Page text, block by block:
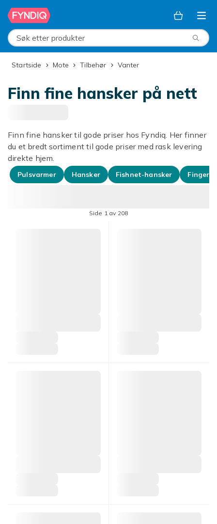
Hopp til hovedinnhold
Søk etter produkter
Startside Mote Tilbehør Vanter
Finn fine hansker på nett
Finn fine hansker til gode priser hos Fyndiq. Her finner
du et bredt sortiment til gode priser med rask levering
direkte hjem.
Pulsvarmer Hansker Fishnet-hansker
Side 1 av 208